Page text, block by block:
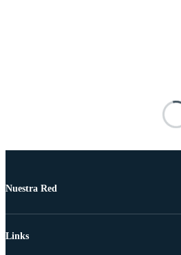
Nuestra Red
Links